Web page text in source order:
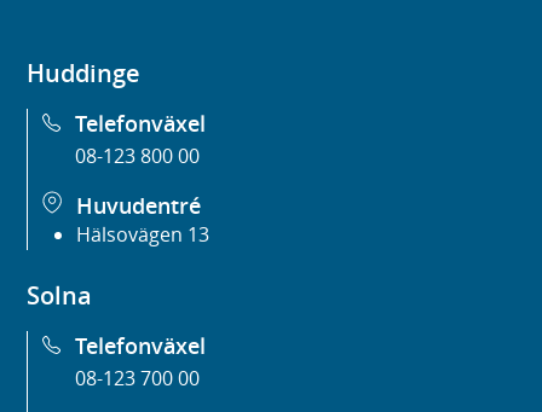
Huddinge
Telefonväxel
08-123 800 00
Huvudentré
Hälsovägen 13
Solna
Telefonväxel
08-123 700 00